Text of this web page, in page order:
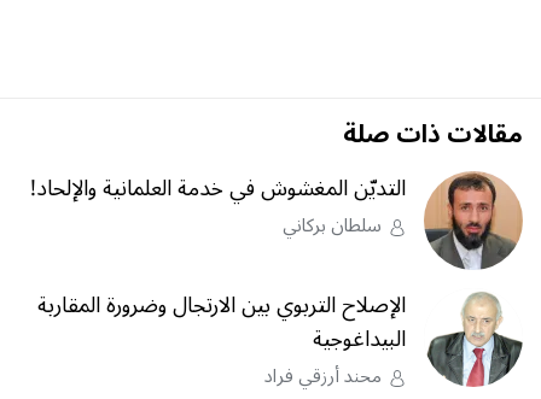
مقالات ذات صلة
التديّن المغشوش في خدمة العلمانية والإلحاد!
سلطان بركاني
الإصلاح التربوي بين الارتجال وضرورة المقاربة
البيداغوجية
محند أرزقي فراد